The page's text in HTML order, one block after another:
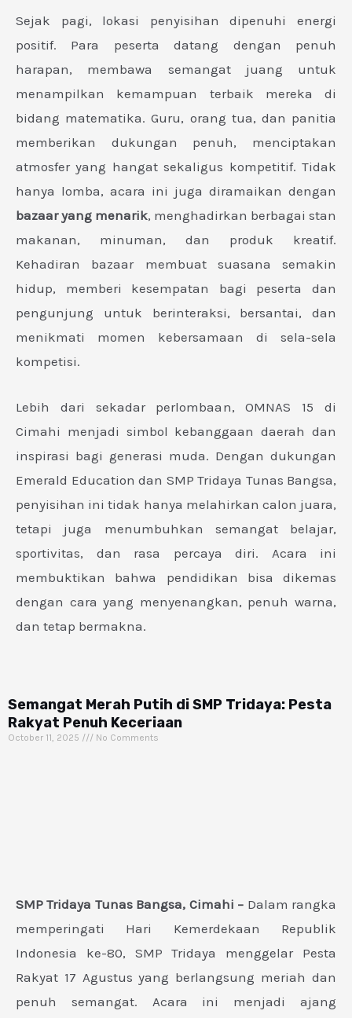
Sejak pagi, lokasi penyisihan dipenuhi energi
positif. Para peserta datang dengan penuh
harapan, membawa semangat juang untuk
menampilkan kemampuan terbaik mereka di
bidang matematika. Guru, orang tua, dan panitia
memberikan dukungan penuh, menciptakan
atmosfer yang hangat sekaligus kompetitif. Tidak
hanya lomba, acara ini juga diramaikan dengan
bazaar yang menarik, menghadirkan berbagai stan
makanan, minuman, dan produk kreatif.
Kehadiran bazaar membuat suasana semakin
hidup, memberi kesempatan bagi peserta dan
pengunjung untuk berinteraksi, bersantai, dan
menikmati momen kebersamaan di sela-sela
kompetisi.
Lebih dari sekadar perlombaan, OMNAS 15 di
Cimahi menjadi simbol kebanggaan daerah dan
inspirasi bagi generasi muda. Dengan dukungan
Emerald Education dan SMP Tridaya Tunas Bangsa,
penyisihan ini tidak hanya melahirkan calon juara,
tetapi juga menumbuhkan semangat belajar,
sportivitas, dan rasa percaya diri. Acara ini
membuktikan bahwa pendidikan bisa dikemas
dengan cara yang menyenangkan, penuh warna,
dan tetap bermakna.
Semangat Merah Putih di SMP Tridaya: Pesta
Rakyat Penuh Keceriaan
October 11, 2025 No Comments
SMP Tridaya Tunas Bangsa, Cimahi – Dalam rangka
memperingati Hari Kemerdekaan Republik
Indonesia ke-80, SMP Tridaya menggelar Pesta
Rakyat 17 Agustus yang berlangsung meriah dan
penuh semangat. Acara ini menjadi ajang